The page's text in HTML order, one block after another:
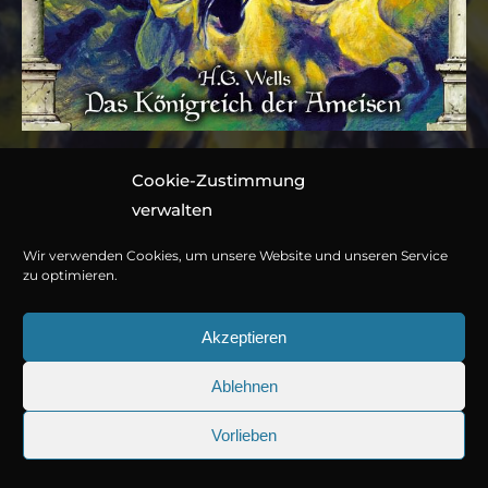
Cookie-Zustimmung
verwalten
Wir verwenden Cookies, um unsere Website und unseren Service
zu optimieren.
Akzeptieren
Ablehnen
Vorlieben
Folge 136: H.G. Wells –
Das Königreich der
Ameisen
Hörspiel von Marc Gruppe
© Copyright 2026Titania Medien GmbH.